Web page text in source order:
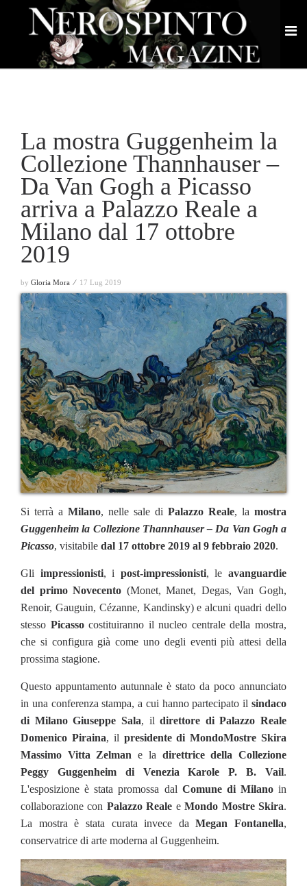
La mostra Guggenheim la
Collezione Thannhauser –
Da Van Gogh a Picasso
arriva a Palazzo Reale a
Milano dal 17 ottobre
2019
by Gloria Mora ⁄ 17 Lug 2019
Si terrà a Milano, nelle sale di Palazzo Reale, la mostra
Guggenheim la Collezione Thannhauser – Da Van Gogh a
Picasso, visitabile dal 17 ottobre 2019 al 9 febbraio 2020.
Gli impressionisti, i post-impressionisti, leavanguardie
del primo Novecento (Monet, Manet, Degas, Van Gogh,
Renoir, Gauguin, Cézanne, Kandinsky) e alcuni quadri dello
stesso Picassocostituiranno il nucleo centrale della mostra,
che si configura già come uno degli eventi più attesi della
prossima stagione.
Questo appuntamento autunnale è stato da poco annunciato
in una conferenza stampa, a cui hanno partecipato il sindaco
di Milano Giuseppe Sala, ildirettore di Palazzo Reale
Domenico Piraina, il presidente di MondoMostre Skira
Massimo Vitta Zelman e la direttrice della Collezione
Peggy Guggenheim di Venezia Karole P. B. Vail.
L'esposizione è stata promossa dal Comune di Milanoin
collaborazione con Palazzo Reale eMondo Mostre Skira.
La mostra è stata curata invece daMegan Fontanella,
conservatrice di arte moderna al Guggenheim.